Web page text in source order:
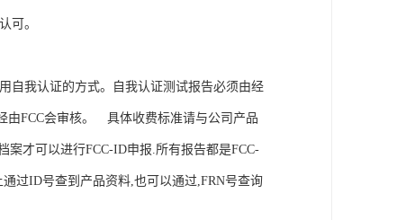
可。
自我认证的方式。自我认证测试报告必须由经
由FCC会审核。 具体收费标准请与公司产品
才可以进行FCC-ID申报.所有报告都是FCC-
过ID号查到产品资料,也可以通过,FRN号查询